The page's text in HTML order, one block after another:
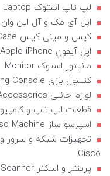
لپ تاپ استوک Laptop
اپل آی مک و آل این وان Apple iMac and All in one
کیس و مینی کیس Mini Case
اپل آیفون Apple iPhone
مانیتور استوک Monitor
کنسول بازی Gaming Console
لوازم جانبی Accessories
قطعات لپ تاپ و
اسپرسو ساز Espresso Machine
Cisco
پرینتر و اسکنر Printer and Scanner